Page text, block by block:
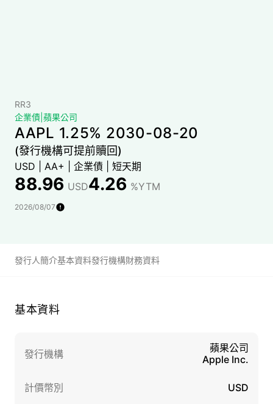
RR3
企業債 蘋果公司
AAPL 1.25% 2030-08-20
(發行機構可提前贖回)
USD AA+ 企業債 短天期
88.96 USD
2026/08/07
4.26 %YTM
發行人簡介基本資料發行機構財務資料
基本資料
發行機構
蘋果公司
Apple Inc.
計價幣別 USD